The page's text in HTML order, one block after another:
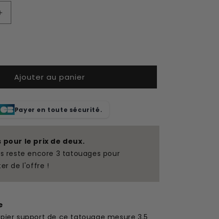
Augmenter
paysage
Ajouter au panier
Payer en toute sécurité.
pour le prix de deux.
reste encore 3 tatouages pour
de l'offre !
support de ce tatouage mesure 3,5